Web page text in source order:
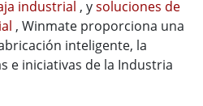
industrial , ysoluciones de
, Winmate proporciona una
inteligente, la
e iniciativas de la Industria